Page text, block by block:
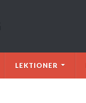
LEKTIONER